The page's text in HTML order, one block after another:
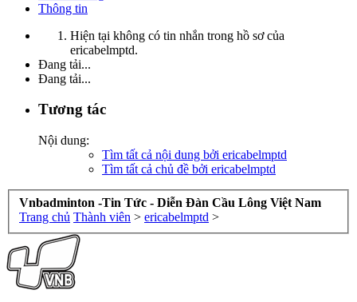
Thông tin
Hiện tại không có tin nhắn trong hồ sơ của
ericabelmptd.
Đang tải...
Đang tải...
Tương tác
Nội dung:
Tìm tất cả nội dung bởi ericabelmptd
Tìm tất cả chủ đề bởi ericabelmptd
Vnbadminton -Tin Tức - Diễn Đàn Cầu Lông Việt Nam
Trang chủ Thành viên > ericabelmptd >